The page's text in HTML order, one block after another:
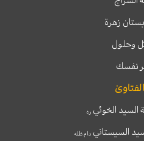
زهرة
وحلول
نفسك
السيد الخوئيره
السيستانيدام ظله